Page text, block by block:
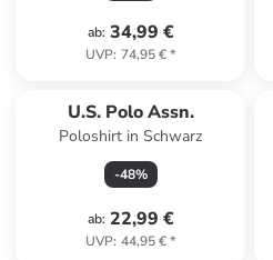
ab: 34,99 €
UVP: 74,95 €*
U.S. Polo Assn.
Poloshirt in Schwarz
-48%
ab: 22,99 €
UVP: 44,95 €*